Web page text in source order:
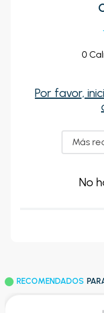
0
Por favor,
Más
No
RECOMENDADOS